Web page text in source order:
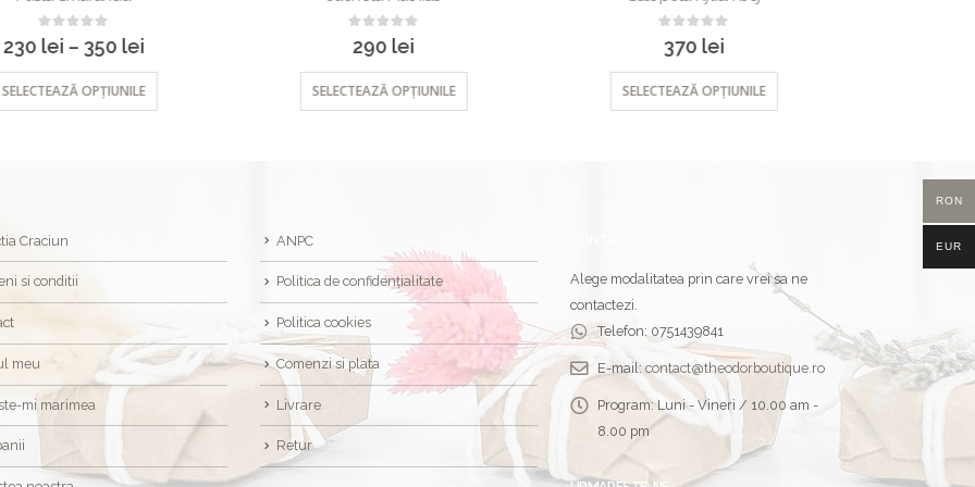
0out of 5
290lei
SELECTEAZĂ OPȚIUNILE
out of 5
370lei
SELECTEAZĂ OPȚIUNILE
out of 5
320lei
SELECTEAZĂ OPȚIUNILE
Craciun
si conditii
meu
mi marimea
ANPC
Politica de confidențialitate
Politica cookies
Comenzi si plata
Livrare
Retur
Alege modalitatea prin care vrei sa ne
contactezi.
Telefon: 0751439841
E-mail: contact@theodorboutique.ro
Program: Luni - Vineri / 10.00 am -
8.00 pm
RON
EUR